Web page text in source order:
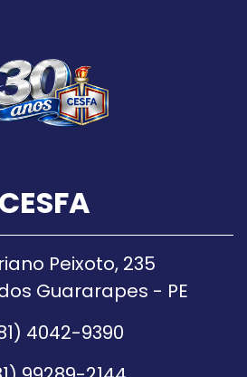
CESFA
Peixoto, 235
Guararapes - PE
4042-9390